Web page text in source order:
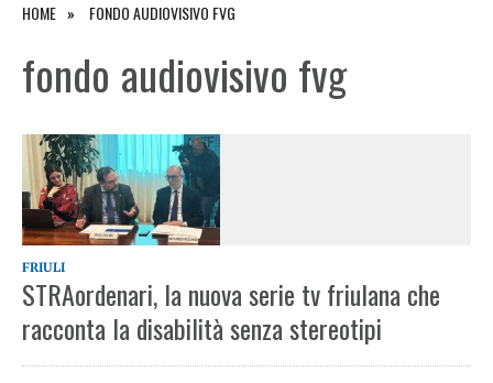
HOME FONDO AUDIOVISIVO FVG
fondo audiovisivo fvg
FRIULI
STRAordenari, la nuova serie tv friulana che
racconta la disabilità senza stereotipi